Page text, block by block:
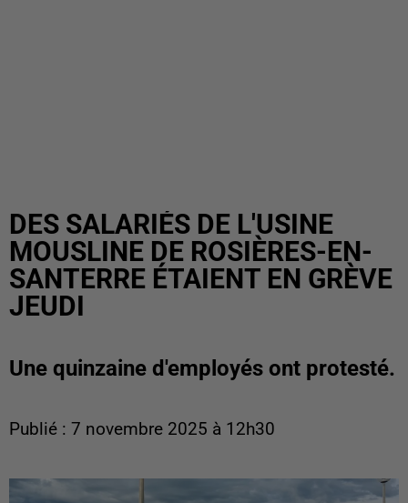
DES SALARIÉS DE L'USINE
MOUSLINE DE ROSIÈRES-EN-
SANTERRE ÉTAIENT EN GRÈVE
JEUDI
Une quinzaine d'employés ont protesté.
Publié : 7 novembre 2025 à 12h30